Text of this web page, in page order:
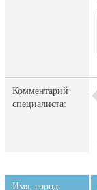
Комментарий
специалиста:
Имя, город: